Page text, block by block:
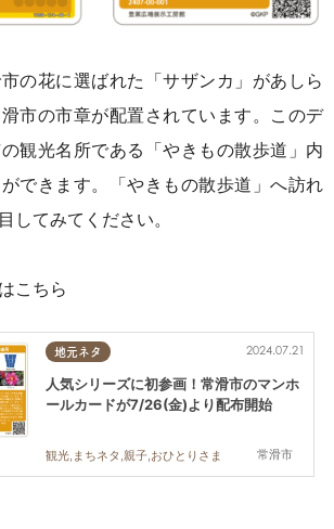
の花に選ばれた「サザンカ」があしら
市の市章が配置されています。このデ
観光名所である「やきもの散歩道」内
できます。「やきもの散歩道」へ訪れ
してみてください。
こちら
地元ネタ
常滑市
2024.07.21
人気シリーズに初参画！常滑市のマンホ
ールカードが7/26(金)より配布開始
観光,まちネタ,親子,おひとりさま